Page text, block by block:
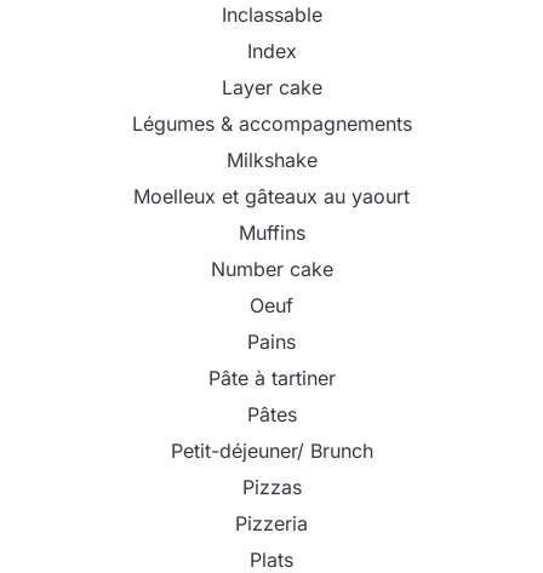
Inclassable
Index
Layer cake
Légumes & accompagnements
Milkshake
Moelleux et gâteaux au yaourt
Muffins
Number cake
Oeuf
Pains
Pâte à tartiner
Pâtes
Petit-déjeuner/ Brunch
Pizzas
Pizzeria
Plats